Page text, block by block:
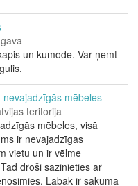
un kumode. Var ņemt
nevajadzīgās mēbeles
teritorija
mēbeles, visā
ir nevajadzīgas
vietu un ir vēlme
droši sazinieties ar
Labāk ir sākumā